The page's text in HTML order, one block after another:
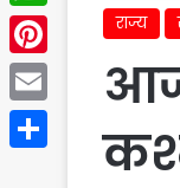
राज्य
आज
WhatsApp
Pinterest
Email